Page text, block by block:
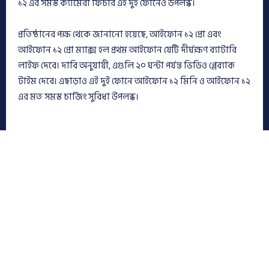
১২ এর সমস্ত ক্যামেরা ফিচার এই দুই ফোনেও উপলব্ধ।
প্রতিষ্ঠানের পক্ষ থেকে জানানো হয়েছে, আইফোন ১২ প্রো এবং
আইফোন ১২ প্রো ম্যাক্স হল প্রথম আইফোন যেটি দীর্ঘক্ষণ ব্যাটারি
লাইফ দেবে। দাবি অনুযায়ী, এগুলি ২০ ঘন্টা পর্যন্ত ভিডিও প্লেব্যাক
টাইম দেবে। এছাড়াও এই দুই ফোনে আইফোন ১২ মিনি ও আইফোন ১২
এর মত সমস্ত চার্জিং সুবিধা উপলব্ধ।